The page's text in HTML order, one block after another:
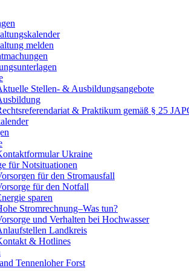
melden
Stellen- & Ausbildungsangebote
& Praktikum gemäß § 25
Ukraine
für Notsituationen
für den Stromausfall
für den Notfall
sparen
Stromrechnung–Was tun?
und Verhalten bei Hochwasser
Landkreis
& Hotlines
Tennenloher Forst